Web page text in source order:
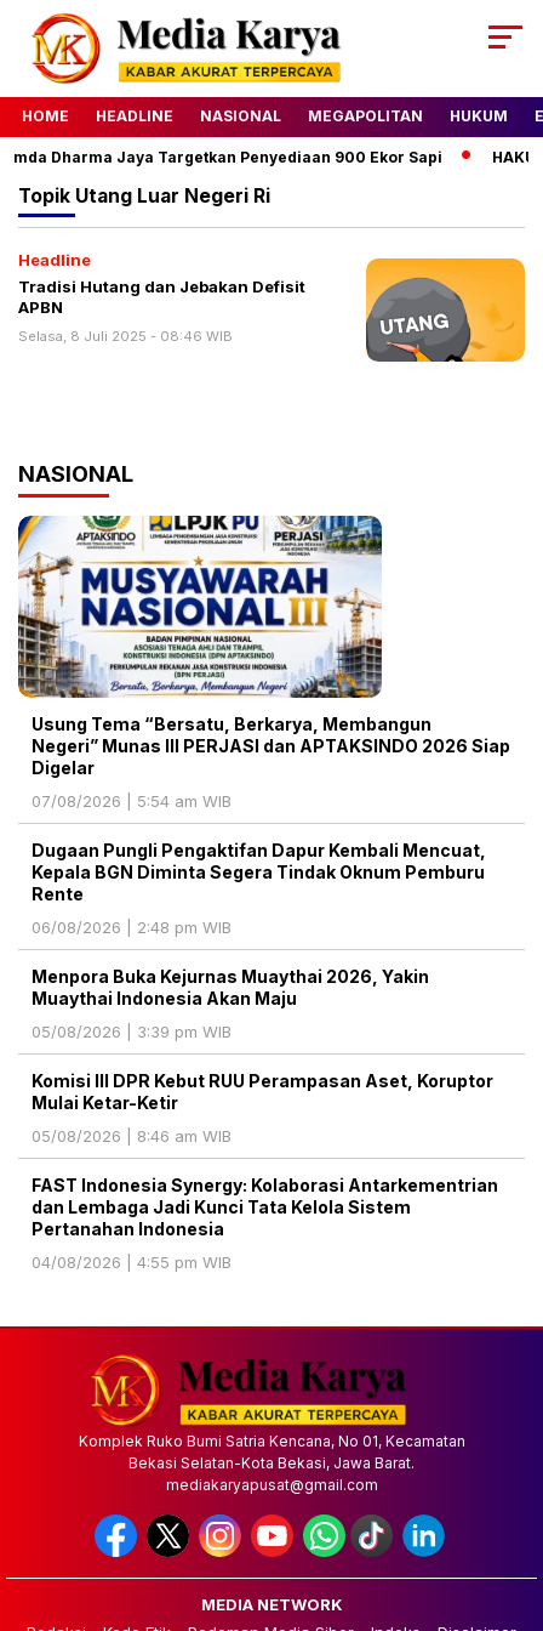
HOME HEADLINE NASIONAL MEGAPOLITAN HUKUM
Dharma Jaya Targetkan Penyediaan 900 Ekor Sapi HAKU
Topik Utang Luar Negeri Ri
Headline
Tradisi Hutang dan Jebakan Defisit
APBN
Selasa, 8 Juli 2025 - 08:46 WIB
NASIONAL
Usung Tema “Bersatu, Berkarya, Membangun
Negeri” Munas III PERJASI dan APTAKSINDO 2026 Siap
Digelar
07/08/2026 | 5:54 am WIB
Dugaan Pungli Pengaktifan Dapur Kembali Mencuat,
Kepala BGN Diminta Segera Tindak Oknum Pemburu
Rente
06/08/2026 | 2:48 pm WIB
Menpora Buka Kejurnas Muaythai 2026, Yakin
Muaythai Indonesia Akan Maju
05/08/2026 | 3:39 pm WIB
Komisi III DPR Kebut RUU Perampasan Aset, Koruptor
Mulai Ketar-Ketir
05/08/2026 | 8:46 am WIB
FAST Indonesia Synergy: Kolaborasi Antarkementrian
dan Lembaga Jadi Kunci Tata Kelola Sistem
Pertanahan Indonesia
04/08/2026 | 4:55 pm WIB
Komplek Ruko Bumi Satria Kencana, No 01, Kecamatan
Bekasi Selatan-Kota Bekasi, Jawa Barat.
mediakaryapusat@gmail.com
MEDIA NETWORK